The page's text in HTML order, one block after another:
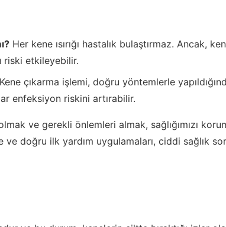
Her kene ısırığı hastalık bulaştırmaz. Ancak,
riski etkileyebilir.
Kene çıkarma işlemi, doğru yöntemlerle
enfeksiyon riskini artırabilir.
ve gerekli önlemleri almak, sağlığımızı
doğru ilk yardım uygulamaları, ciddi sağlık